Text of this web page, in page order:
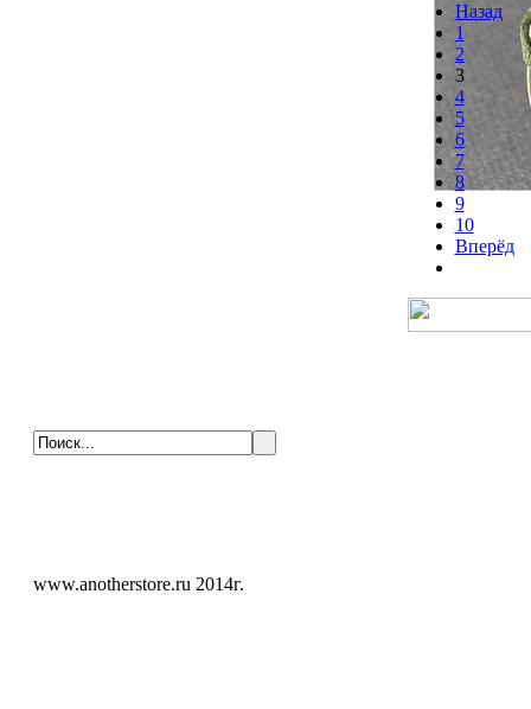
Назад
1
2
3
4
5
6
7
8
9
10
Вперёд
www.anotherstore.ru 2014г.